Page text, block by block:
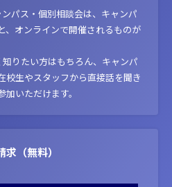
パス・個別相談会は、キャンパ
、オンラインで開催されるものが
りたい方はもちろん、キャンパ
校生やスタッフから直接話を聞き
いただけます。
求（無料）